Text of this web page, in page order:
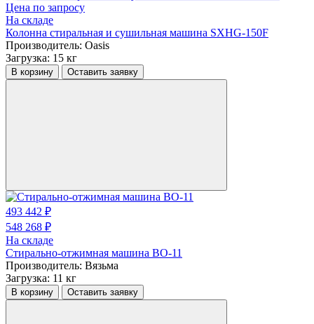
Цена по запросу
На складе
Колонна стиральная и сушильная машина SXHG-150F
Производитель: Oasis
Загрузка: 15 кг
В корзину Оставить заявку
493 442 ₽
548 268 ₽
На складе
Стирально-отжимная машина ВО-11
Производитель: Вязьма
Загрузка: 11 кг
В корзину Оставить заявку